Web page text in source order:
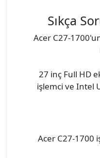
Sıkça
Acer C27-
27 inç Full HD
işlemci ve Intel
Acer C27-1700